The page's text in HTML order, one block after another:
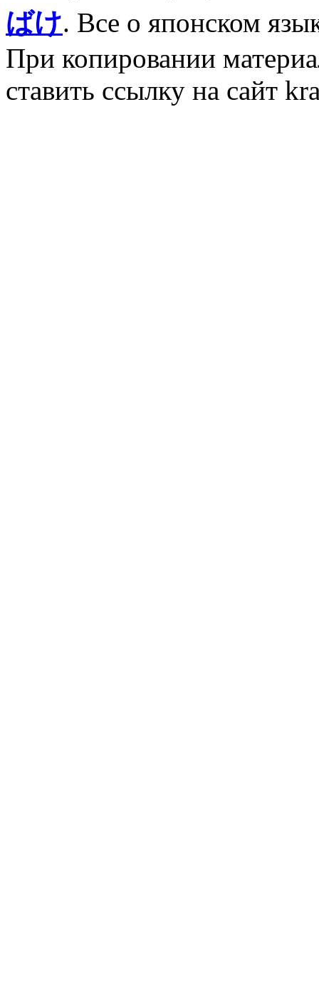
ばけ. Все о японском
При копировании
ставить ссылку на сайт